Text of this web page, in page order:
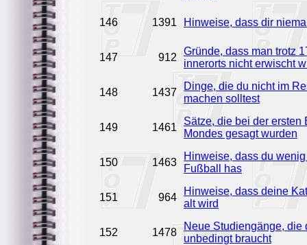
146 1391 Hinweise, dass dir
147 912
Gründe, dass man trotz
innerorts nicht erwischt
148 1437
Dinge, die du nicht im
machen solltest
149 1461
Sätze, die bei der ersten
Mondes gesagt wurden
150 1463
Hinweise, dass du
Fußball has
151 964
Hinweise, dass deine
alt wird
152 1478
Neue Studiengänge, die
unbedingt braucht